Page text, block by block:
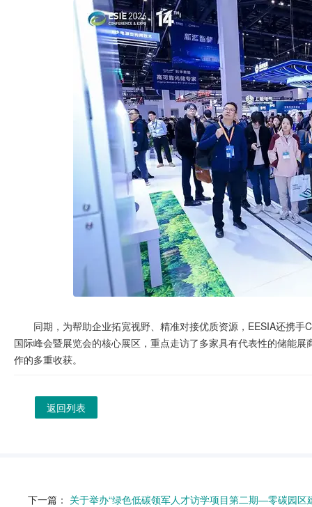
同期，为帮助企业拓宽视野、精准对接优质资源，EESIA还携手
国际峰会暨展览会的核心展区，重点走访了多家具有代表性的储能
作的多重收获。
返回列表
下一篇： 关于举办“绿色低碳领军人才访学项目第二期—零碳园区